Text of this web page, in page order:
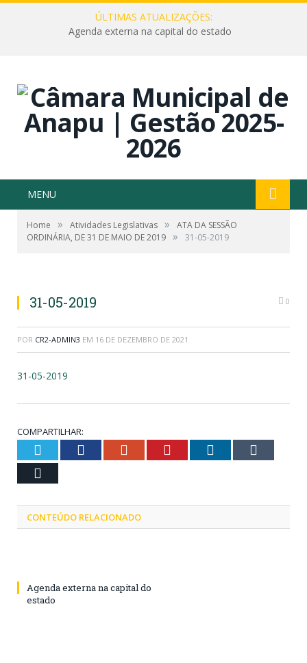
ÚLTIMAS ATUALIZAÇÕES:
Agenda externa na capital do estado
MENU
Home » Atividades Legislativas »
ATA DA SESSÃO
ORDINÁRIA, DE 31 DE MAIO DE 2019 » 31-05-2019
31-05-2019 0
POR CR2-ADMIN3 EM 16 DE DEZEMBRO DE 2021
31-05-2019
COMPARTILHAR:
Twitter Facebook Google+ Pinterest LinkedIn
CONTEÚDO RELACIONADO
Agenda externa na capital do
estado